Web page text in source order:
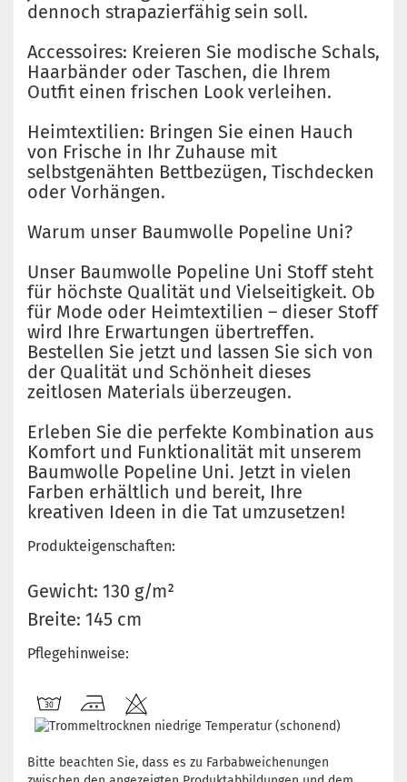
dennoch strapazierfähig sein soll.
Accessoires: Kreieren Sie modische Schals,
Haarbänder oder Taschen, die Ihrem
Outfit einen frischen Look verleihen.
Heimtextilien: Bringen Sie einen Hauch
von Frische in Ihr Zuhause mit
selbstgenähten Bettbezügen, Tischdecken
oder Vorhängen.
Warum unser Baumwolle Popeline Uni?
Unser Baumwolle Popeline Uni Stoff steht
für höchste Qualität und Vielseitigkeit. Ob
für Mode oder Heimtextilien – dieser Stoff
wird Ihre Erwartungen übertreffen.
Bestellen Sie jetzt und lassen Sie sich von
der Qualität und Schönheit dieses
zeitlosen Materials überzeugen.
Erleben Sie die perfekte Kombination aus
Komfort und Funktionalität mit unserem
Baumwolle Popeline Uni. Jetzt in vielen
Farben erhältlich und bereit, Ihre
kreativen Ideen in die Tat umzusetzen!
Produkteigenschaften:
Gewicht: 130 g/m²
Breite: 145 cm
Pflegehinweise:
Bitte beachten Sie, dass es zu Farbabweichenungen